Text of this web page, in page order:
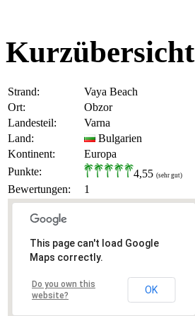
Kurzübersicht
Strand:
Vaya Beach
Ort:
Obzor
Landesteil:
Varna
Land:
Bulgarien
Kontinent:
Europa
Punkte:
4,55 (sehr gut)
Bewertungen: 1
This page can't load Google
Maps correctly.
Do you own this
website?
OK